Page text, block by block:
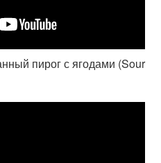
пирог с ягодами (Sour